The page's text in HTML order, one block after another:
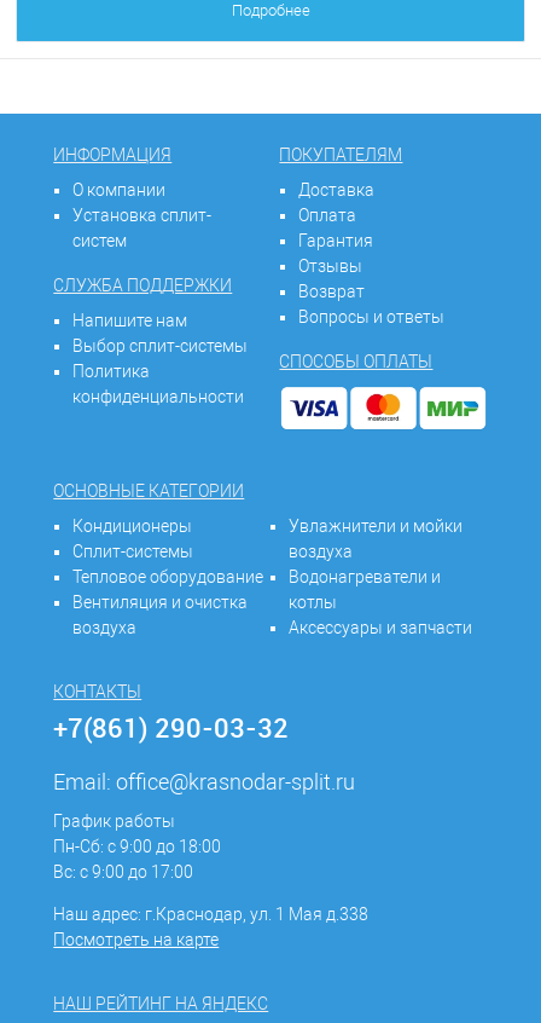
Подробнее
ИНФОРМАЦИЯ
О компании
Установка сплит-
систем
СЛУЖБА ПОДДЕРЖКИ
Напишите нам
Выбор сплит-системы
Политика
конфиденциальности
ПОКУПАТЕЛЯМ
Доставка
Оплата
Гарантия
Отзывы
Возврат
Вопросы и ответы
СПОСОБЫ ОПЛАТЫ
ОСНОВНЫЕ КАТЕГОРИИ
Кондиционеры
Сплит-системы
Тепловое оборудование
Вентиляция и очистка
воздуха
Увлажнители и мойки
воздуха
Водонагреватели и
котлы
Аксессуары и запчасти
КОНТАКТЫ
+7(861) 290-03-32
Email:office@krasnodar-split.ru
График работы
Пн-Сб: с 9:00 до 18:00
Вс: с 9:00 до 17:00
Наш адрес: г.Краснодар, ул. 1 Мая д.338
Посмотреть на карте
НАШ РЕЙТИНГ НА ЯНДЕКС